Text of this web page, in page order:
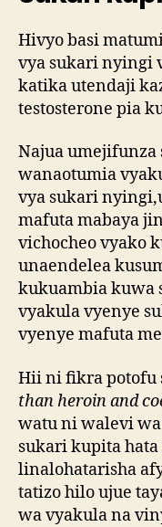
Hivyo basi
vya sukari nyingi
katika utendaji
testosterone pia
Najua
wanaotumia
vya sukari
mafuta mabaya
vichocheo vyako
unaendelea
kukuambia kuwa
vyakula vyenye
vyenye mafuta
Hii ni fikra potofu
than heroin and
watu ni walevi
sukari kupita
linalohatarisha
tatizo hilo ujue
wa vyakula na